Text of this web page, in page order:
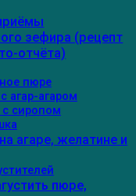
зефира (рецепт
отчёта)
пюре
агар-агаром
сиропом
агаре, желатине и
пюре,